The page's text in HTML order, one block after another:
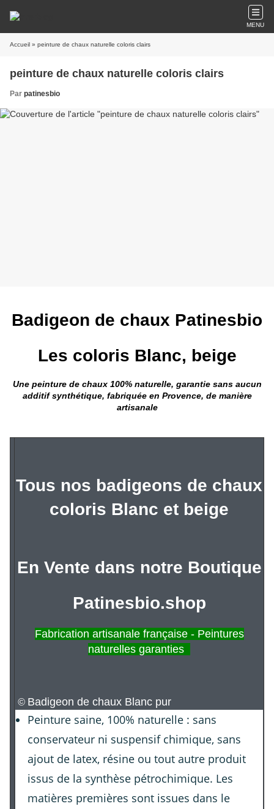
MENU
Accueil » peinture de chaux naturelle coloris clairs
peinture de chaux naturelle coloris clairs
Par patinesbio
Badigeon de chaux Patinesbio
Les coloris Blanc, beige
Une peinture de chaux 100% naturelle, garantie sans aucun
additif synthétique, fabriquée en Provence, de manière
artisanale
Tous nos badigeons de chaux
coloris Blanc et beige
En Vente dans notre Boutique
Patinesbio.shop
Fabrication artisanale française - Peintures
naturelles garanties
© Badigeon de chaux Blanc pur
Peinture saine, 100% naturelle : sans
conservateur ni suspensif chimique, sans
ajout de latex, résine ou tout autre produit
issus de la synthèse pétrochimique. Les
matières premières sont issues dans le